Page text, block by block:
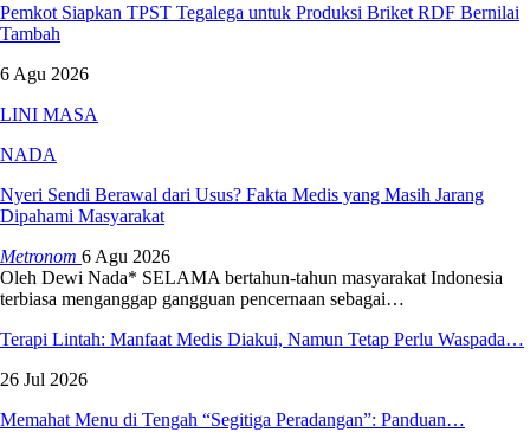
Pemkot Siapkan TPST Tegalega untuk Produksi Briket RDF Bernilai
Tambah
6 Agu 2026
LINI MASA
NADA
Nyeri Sendi Berawal dari Usus? Fakta Medis yang Masih Jarang
Dipahami Masyarakat
Metronom 6 Agu 2026
Oleh Dewi Nada* SELAMA bertahun-tahun masyarakat Indonesia
terbiasa menganggap gangguan pencernaan sebagai…
Terapi Lintah: Manfaat Medis Diakui, Namun Tetap Perlu Waspada…
26 Jul 2026
Memahat Menu di Tengah “Segitiga Peradangan”: Panduan…